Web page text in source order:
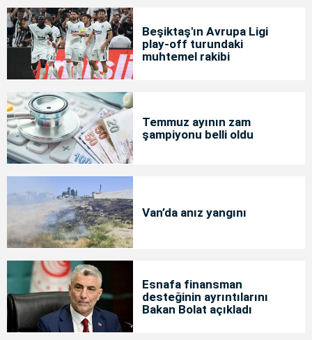
Beşiktaş'ın Avrupa Ligi
play-off turundaki
muhtemel rakibi
Temmuz ayının zam
şampiyonu belli oldu
Van’da anız yangını
Esnafa finansman
desteğinin ayrıntılarını
Bakan Bolat açıkladı